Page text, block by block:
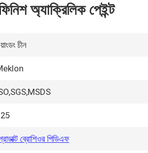
অ্যাক্রিলিক পেইন্ট
চীন
ব্রোশিওর পিডিএফ